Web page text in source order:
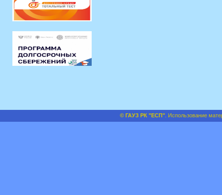
© ГАУЗ РК "ЕСП" . Использование